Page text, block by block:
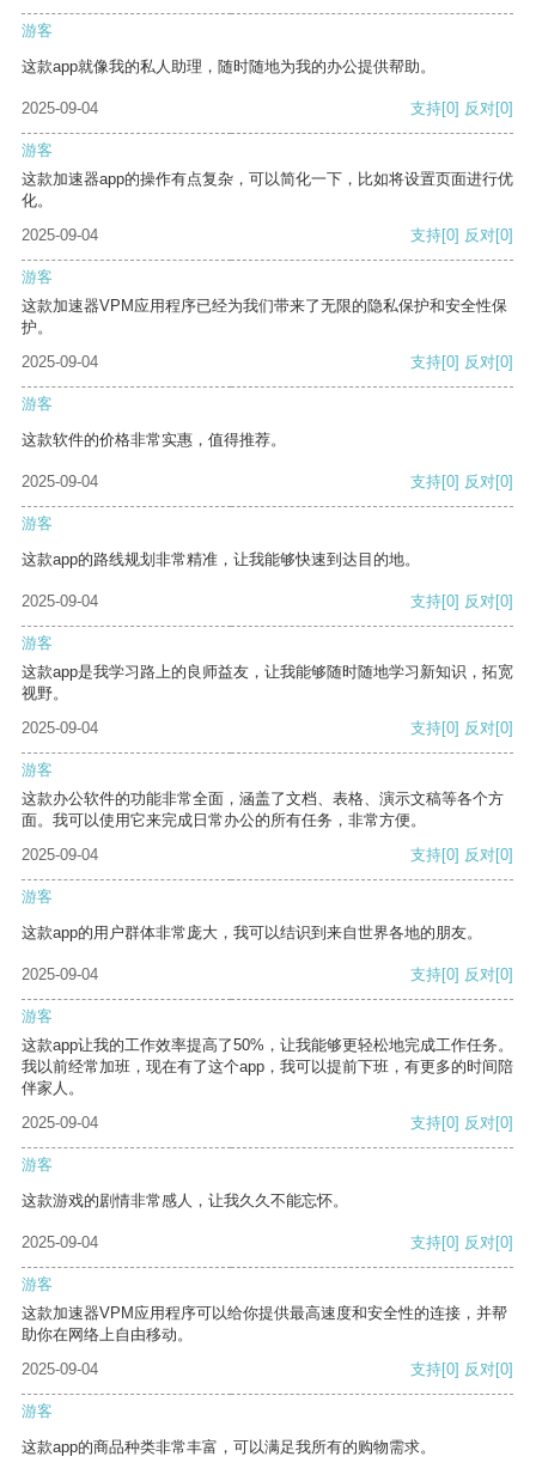
游客
这款app就像我的私人助理，随时随地为我的办公提供帮助。
2025-09-04 支持[0] 反对[0]
游客
这款加速器app的操作有点复杂，可以简化一下，比如将设置页面进行优
化。
2025-09-04
支持[0] 反对[0]
游客
这款加速器VPM应用程序已经为我们带来了无限的隐私保护和安全性保
护。
2025-09-04
支持[0] 反对[0]
游客
这款软件的价格非常实惠，值得推荐。
2025-09-04 支持[0] 反对[0]
游客
这款app的路线规划非常精准，让我能够快速到达目的地。
2025-09-04 支持[0] 反对[0]
游客
这款app是我学习路上的良师益友，让我能够随时随地学习新知识，拓宽
视野。
2025-09-04
支持[0] 反对[0]
游客
这款办公软件的功能非常全面，涵盖了文档、表格、演示文稿等各个方
面。我可以使用它来完成日常办公的所有任务，非常方便。
2025-09-04
支持[0] 反对[0]
游客
这款app的用户群体非常庞大，我可以结识到来自世界各地的朋友。
2025-09-04 支持[0] 反对[0]
游客
这款app让我的工作效率提高了50%，让我能够更轻松地完成工作任务。
我以前经常加班，现在有了这个app，我可以提前下班，有更多的时间陪
伴家人。
2025-09-04
支持[0] 反对[0]
游客
这款游戏的剧情非常感人，让我久久不能忘怀。
2025-09-04 支持[0] 反对[0]
游客
这款加速器VPM应用程序可以给你提供最高速度和安全性的连接，并帮
助你在网络上自由移动。
2025-09-04
支持[0] 反对[0]
游客
这款app的商品种类非常丰富，可以满足我所有的购物需求。